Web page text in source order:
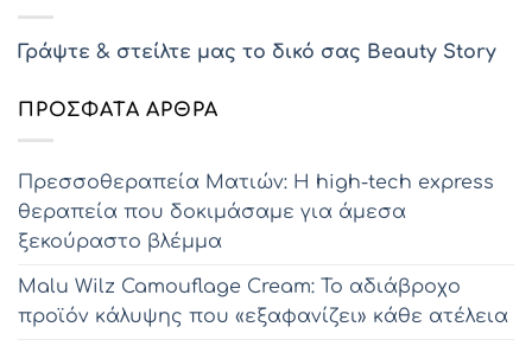
Γράψτε & στείλτε μας το δικό σας Beauty Story
ΠΡΌΣΦΑΤΑ ΆΡΘΡΑ
Πρεσσοθεραπεία Ματιών: Η high-tech express
θεραπεία που δοκιμάσαμε για άμεσα
ξεκούραστο βλέμμα
Malu Wilz Camouflage Cream: Το αδιάβροχο
προϊόν κάλυψης που «εξαφανίζει» κάθε ατέλεια